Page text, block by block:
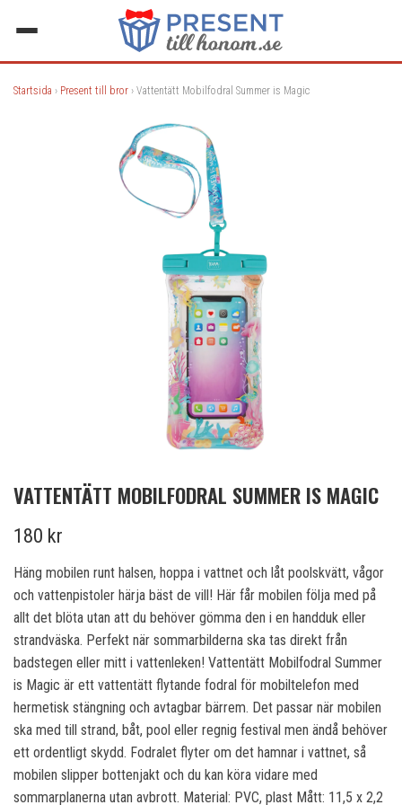
Startsida › Present till bror › Vattentätt Mobilfodral Summer is Magic
VATTENTÄTT MOBILFODRAL SUMMER IS MAGIC
180 kr
Häng mobilen runt halsen, hoppa i vattnet och låt poolskvätt, vågor
och vattenpistoler härja bäst de vill! Här får mobilen följa med på
allt det blöta utan att du behöver gömma den i en handduk eller
strandväska. Perfekt när sommarbilderna ska tas direkt från
badstegen eller mitt i vattenleken! Vattentätt Mobilfodral Summer
is Magic är ett vattentätt flytande fodral för mobiltelefon med
hermetisk stängning och avtagbar bärrem. Det passar när mobilen
ska med till strand, båt, pool eller regnig festival men ändå behöver
ett ordentligt skydd. Fodralet flyter om det hamnar i vattnet, så
mobilen slipper bottenjakt och du kan köra vidare med
sommarplanerna utan avbrott. Material: PVC, plast Mått: 11,5 x 2,2